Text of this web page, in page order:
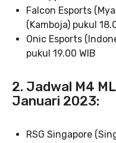
Falcon Esports
(Kamboja) pukul
Onic Esports
pukul 19.00 WIB
2. Jadwal M4
Januari 2023:
RSG Singapore